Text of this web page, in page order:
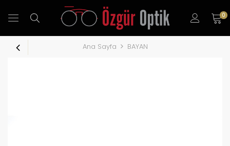
0
Ana Sayfa BAYAN